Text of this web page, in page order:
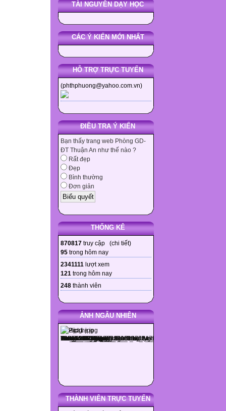
TÀI NGUYÊN DẠY HỌC
CÁC Ý KIẾN MỚI NHẤT
HỖ TRỢ TRỰC TUYẾN
(phthphuong@yahoo.com.vn)
ĐIỀU TRA Ý KIẾN
Bạn thấy trang web Phòng GD-
ĐT Thuận An như thế nào ?
Rất đẹp
Đẹp
Bình thường
Đơn giản
THỐNG KÊ
870817 truy cập (chi tiết)
95 trong hôm nay
2341111 lượt xem
121 trong hôm nay
248 thành viên
ẢNH NGẪU NHIÊN
THÀNH VIÊN TRỰC TUYẾN